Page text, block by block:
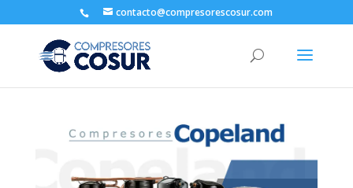
contacto@compresorescosur.com